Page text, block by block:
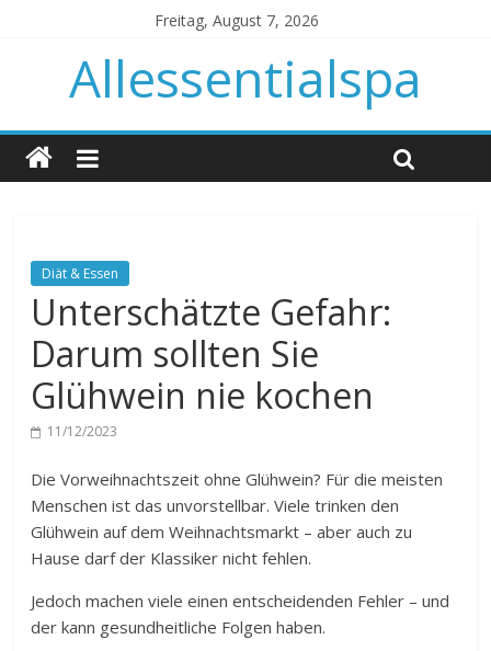
Freitag, August 7, 2026
Allessentialspa
Diät & Essen
Unterschätzte Gefahr:
Darum sollten Sie
Glühwein nie kochen
11/12/2023
Die Vorweihnachtszeit ohne Glühwein? Für die meisten
Menschen ist das unvorstellbar. Viele trinken den
Glühwein auf dem Weihnachtsmarkt – aber auch zu
Hause darf der Klassiker nicht fehlen.
Jedoch machen viele einen entscheidenden Fehler – und
der kann gesundheitliche Folgen haben.